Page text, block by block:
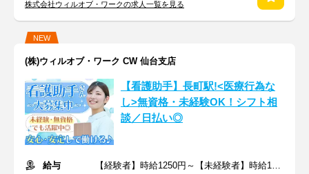
株式会社ウィルオブ・ワークの求人一覧を見る
NEW
(株)ウィルオブ・ワーク CW 仙台支店
【看護助手】長町駅!<医療行為な
し>無資格・未経験OK！シフト相
談／日払い◎
給与
【経験者】時給1250円～【未経験者】時給1200円～ ＋交通費